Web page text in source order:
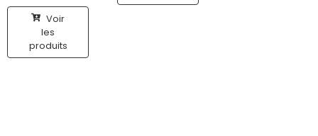
Voir
les
produits